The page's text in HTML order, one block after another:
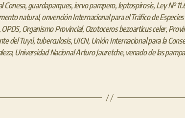
Conesa, guardaparques, iervo pampero, leptospirosis, Ley Nº
natural,onvención Internacional para el Tráfico de
OPDS, Organismo Provincial, Ozotoceros bezoarticus celer,
del Tuyú, tuberculosis, UICN, Unión Internacional para la
, Universidad Nacional Arturo Jauretche, venado de las